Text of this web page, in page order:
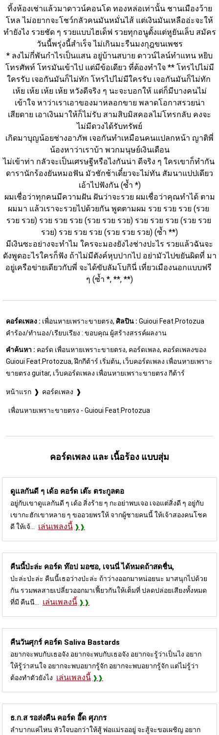
ทิ้งห้องเช่าแล้วมาดาวน์คอนโด ทองหล่อเท่านั้น ชานเมืองว้าย
โหล ไม่อยากจะโชว์กลัวคนมันหมั่นไส้ แต่เงินมันเหลืออ่ะจะให้
ทำยังไง รวยชัด ๆ รวยแบบไฮเด็ฟ รวยทุกอนูตั้งแต่หูยันเล็บ สมัคร
วันนี้พรุ่งนี้สำเร็จ ไม่เกินมะรืนมงกุฎขนเพชร
* ลงไม่กี่พันกำไรเป็นแสน อยู่บ้านสบาย ดาวน์ไลน์ทำแทน หยิบ
โทรศัพท์ โทรมันเข้าไป แต่มีข้อเดียว ที่ต้องทำใจ ** โทรไปไม่มี
ใครรับ เจอกันมันก็ไม่ทัก โทรไปไม่มีใครรับ เจอกันมันก็ไม่ทัก
เห้ย เห้ย เห้ย เห้ย หวังดีจริง ๆ นะจะบอกให้ แต่ก็มีบางคนไม่
เข้าใจ หาว่าเราเอาของมาหลอกขาย พลาดโอกาสรวยน่า
เสียดาย เอาเงินมาให้ก็ไม่รับ สามสิบมิสคอลไม่โทรกลับ คงจะ
ไม่มีดวงได้รับทรัพย์
เกิดมาบุญน้อยช่างอาภัพ เจอกันทำเหมือนคนแปลกหน้า ญาติพี่
น้องหาว่าเราบ้า พวกมนุษย์เงินเดือน
ไม่เข้าท่า กลัวจะเป็นเศรษฐีหรือไงกันน่า ดีจริง ๆ ใครเขาก็ทำกัน
ดารานักร้องยันหมอฟัน มัวชักช้าเดี๋ยวจะไม่ทัน สัมนาแปปเดียว
เอ้าไปฟังกัน (ซ้ำ *)
ผมเชื่อว่าทุกคนมีความฝัน ฝันว่าจะรวย ผมเชื่อว่าคุณทำได้ ตาม
ผมมา แล้วเราจะรวยไปด้วยกัน พูดตามผม รวย รวย รวย (รวย
รวย รวย) รวย รวย รวย (รวย รวย รวย) รวย รวย รวย (รวย รวย
รวย) รวย รวย รวย (รวย รวย รวย) (ซ้ำ **)
มีเงินซะอย่างจะทำไม ใครจะมองยังไงช่างปะไร รวยแล้วฉันจะ
ดังพูดอะไรใครก็ฟัง ถ้าไม่มีตังค์หุบปากไป อย่ามัวไปขยันผิดที่ มา
อยู่เครือข่ายเดียวกับพี่ จะได้ขับลัมโบกินี่ เที่ยวเมืองนอกแบบฟรี
ๆ (ซ้ำ *, **, **)
คอร์ดเพลง : เพื่อนหายเพราะขายตรง, ศิลปิน : Guioui Feat.Protozua
คำร้อง/ทำนอง/เรียบเรียง : ขอบคุณ ผู้สร้างสรรค์ผลงาน
คำค้นหา : คอร์ด เพื่อนหายเพราะขายตรง, คอร์ดเพลง, คอร์ดเพลงของ
Guioui Feat.Protozua, ฝึกกีต้าร์ เริ่มต้น, เว็บคอร์ดเพลง เพื่อนหายเพราะ
ขายตรง guitar, เว็บคอร์ดเพลง เพื่อนหายเพราะขายตรง กีต้าร์
หน้าแรก คอร์ดเพลง
เพื่อนหายเพราะขายตรง - Guioui Feat.Protozua
คอร์ดเพลง และ เนื้อร้อง แบบสุ่ม
ดูแลกันดี ๆ เด้อ คอร์ด เต๊ะ ตระกูลตอ
อยู่กับเขาดูแลกันดี ๆ เด้อ สิ่งร้าย ๆ กะอย่าพบเจอ เจอแต่สิ่งดี ๆ อยู่กับ
เขากะฮักเขาหลาย ๆ ขออวยพรให้ จากผู้ชายคนนี้ ให้เจ้าสองคนโชค
ดี ให้เจ้... เล่นเพลงนี้
คืนนี้ป่ะล่ะ คอร์ด ท๊อป มอซอ, เจนนี่ ได้หมดถ้าสดชื่น,
ป่ะล่ะป่ะล่ะ คืนนี้เธอว่างป่ะล่ะ ถ้าว่างออกมาหน่อยนะ มาสนุกไปด้วย
กัน รวมพลสายเปลี่ยวออกมาเฟี้ยวกันให้เต็มที่ ปลดปล่อยเสียงทั้งหมด
ที่มี คืนนี... เล่นเพลงนี้
คืนวันศุกร์ คอร์ด Saliva Bastards
อยากจะพบกับเธอจัง อยากจะพบกับเธอจัง อยากจะรู้ว่าเป็นไง อยาก
ให้รู้ว่าสนใจ อยากจะพบอยากรู้จัก อยากจะพบอยากรู้จัก แต่ไม่รู้ว่า
ต้องทำตัวยังไง เล่นเพลงนี้
ธ.ก.ส รอส่งคืน คอร์ด อี๊ด ศุภกร
ลำบากแค่ไหน หัวใจบอกว่าให้สู้ พ่อแม่รออยู่ จะสู้จะขอเผชิญ อยาก